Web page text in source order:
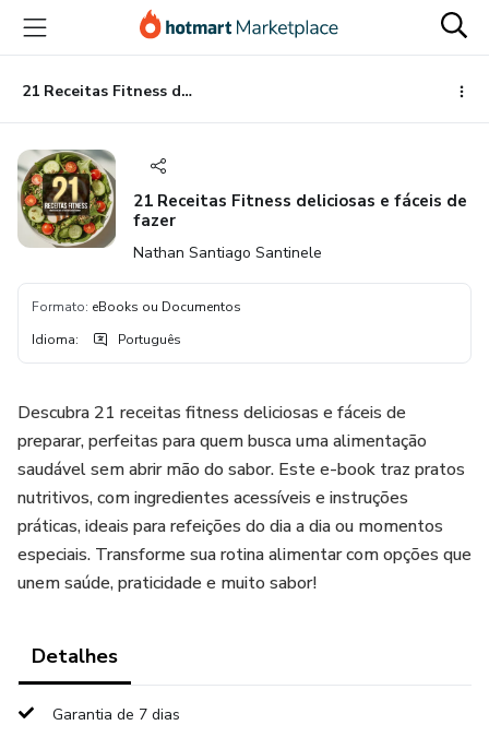
para
conteúdo
principal
para
pagamento
para
rodapé
21 Receitas Fitness deliciosas e fáceis de fazer
21 Receitas Fitness deliciosas e fáceis de
fazer
Nathan Santiago Santinele
Formato: eBooks ou Documentos
Idioma: Português
Descubra 21 receitas fitness deliciosas e fáceis de
preparar, perfeitas para quem busca uma alimentação
saudável sem abrir mão do sabor. Este e-book traz pratos
nutritivos, com ingredientes acessíveis e instruções
práticas, ideais para refeições do dia a dia ou momentos
especiais. Transforme sua rotina alimentar com opções que
unem saúde, praticidade e muito sabor!
Detalhes
Garantia de 7 dias